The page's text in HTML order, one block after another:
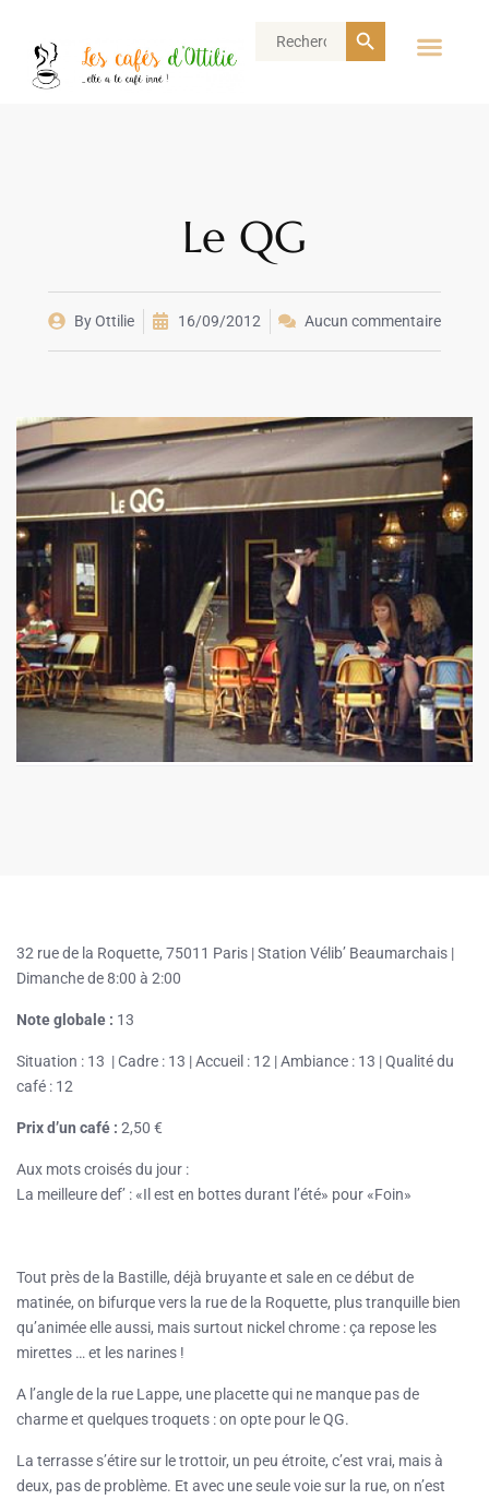
Search
Search Button
Le QG
ByOttilie 16/09/2012 Aucun commentaire
32 rue de la Roquette, 75011 Paris |Station Vélib’ Beaumarchais |
Dimanche de 8:00 à 2:00
Note globale : 13
Situation : 13 | Cadre : 13 | Accueil : 12 | Ambiance : 13 | Qualité du
café : 12
Prix d’un café : 2,50 €
Aux mots croisés du jour :
La meilleure def’ : «Il est en bottes durant l’été» pour «Foin»
Tout près de la Bastille, déjà bruyante et sale en ce début de
matinée, on bifurque vers la rue de la Roquette, plus tranquille bien
qu’animée elle aussi, mais surtout nickel chrome : ça repose les
mirettes … et les narines !
A l’angle de la rue Lappe, une placette qui ne manque pas de
charme et quelques troquets : on opte pour le QG.
La terrasse s’étire sur le trottoir, un peu étroite, c’est vrai, mais à
deux, pas de problème. Et avec une seule voie sur la rue, on n’est